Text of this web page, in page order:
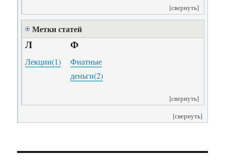
[свернуть]
Метки статей
Л
Лекции(1)
Ф
Фиатные
деньги(2)
[свернуть]
[свернуть]